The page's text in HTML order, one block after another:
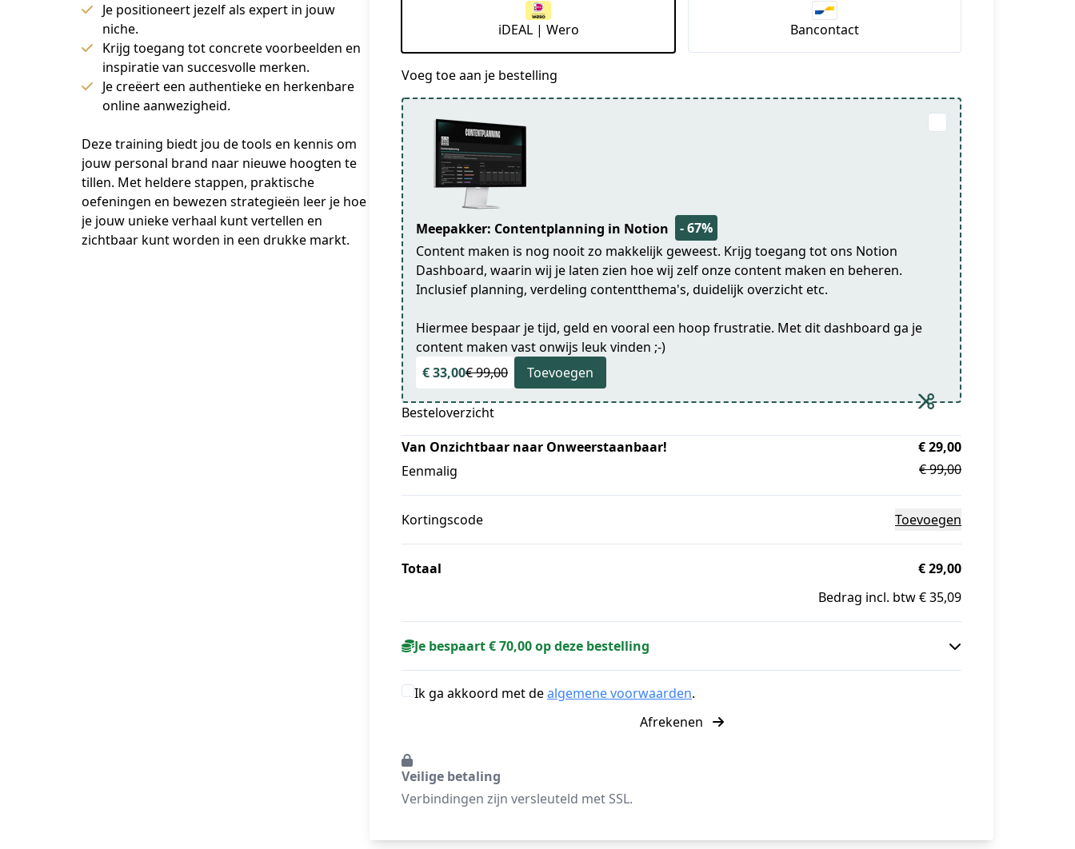
Je positioneert jezelf als expert in jouw
niche.
Krijg toegang tot concrete voorbeelden en
inspiratie van succesvolle merken.
Je creëert een authentieke en herkenbare
online aanwezigheid.
Deze training biedt jou de tools en kennis om
jouw personal brand naar nieuwe hoogten te
tillen. Met heldere stappen, praktische
oefeningen en bewezen strategieën leer je hoe
je jouw unieke verhaal kunt vertellen en
zichtbaar kunt worden in een drukke markt.
iDEAL | Wero Bancontact
Voeg toe aan je bestelling
Meepakker: Contentplanning in Notion
- 67%
Content maken is nog nooit zo makkelijk geweest. Krijg toegang tot ons Notion
Dashboard, waarin wij je laten zien hoe wij zelf onze content maken en beheren.
Inclusief planning, verdeling contentthema's, duidelijk overzicht etc.
Hiermee bespaar je tijd, geld en vooral een hoop frustratie. Met dit dashboard ga je
content maken vast onwijs leuk vinden ;-)
€ 33,00€ 99,00 Toevoegen
Besteloverzicht
Van Onzichtbaar naar Onweerstaanbaar!
Eenmalig
€ 29,00
€ 99,00
Kortingscode Toevoegen
Totaal
€ 29,00
Bedrag incl. btw € 35,09
Je bespaart € 70,00 op deze bestelling
Ik ga akkoord met dealgemene voorwaarden.
Afrekenen
Veilige betaling
Verbindingen zijn versleuteld met SSL.